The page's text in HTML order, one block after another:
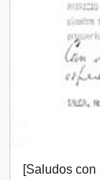
[Saludos con